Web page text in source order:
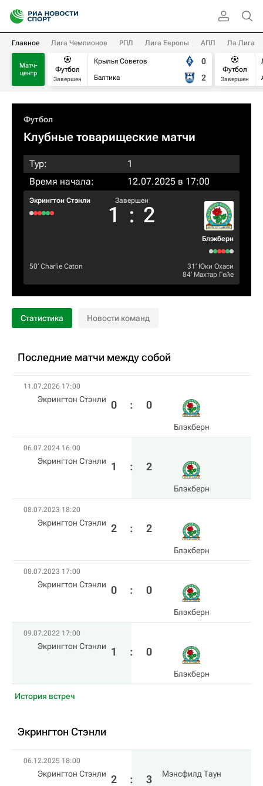
Главное Лига Чемпионов РПЛ Лига Европы АПЛ Ла Лига
Матч-
центр
Футбол
Завершен
Крылья Советов
Балтика
0
2
Футбол
Завершен
Футбол
Клубные товарищеские матчи
Тур:
1
Время начала:
12.07.2025 в 17:00
Экрингтон Стэнли Завершен
1 : 2
Блэкберн
50‎’‎ Charlie Caton 31‎’‎ Юки Охаси
84‎’‎ Махтар Гейе
Статистика Новости команд
Последние матчи между собой
11.07.2026 17:00
Экрингтон Стэнли 0 : 0
Блэкберн
06.07.2024 16:00
Экрингтон Стэнли 1 : 2
Блэкберн
08.07.2023 18:20
Экрингтон Стэнли 2 : 2
Блэкберн
08.07.2023 17:00
Экрингтон Стэнли 0 : 0
Блэкберн
09.07.2022 17:00
Экрингтон Стэнли 1 : 0
Блэкберн
История встреч
Экрингтон Стэнли
06.12.2025 18:00
Экрингтон Стэнли 2 : 3 Мэнсфилд Таун